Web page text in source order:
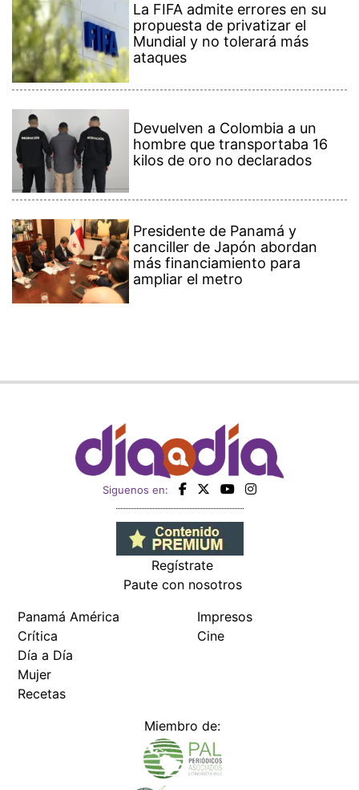
La FIFA admite errores en su
propuesta de privatizar el
Mundial y no tolerará más
ataques
Devuelven a Colombia a un
hombre que transportaba 16
kilos de oro no declarados
Presidente de Panamá y
canciller de Japón abordan
más financiamiento para
ampliar el metro
Siguenos en:
Regístrate
Paute con nosotros
Panamá América
Crítica
Día a Día
Mujer
Recetas
Impresos
Cine
Miembro de: